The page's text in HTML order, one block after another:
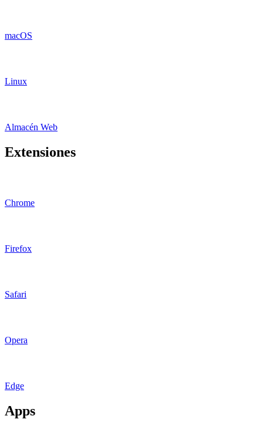
macOS
Linux
Almacén Web
Extensiones
Chrome
Firefox
Safari
Opera
Edge
Apps